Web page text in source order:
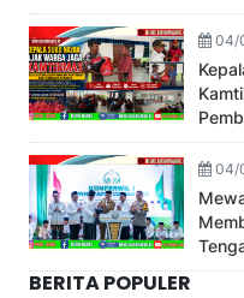
04/
04/
BERITA POPULER